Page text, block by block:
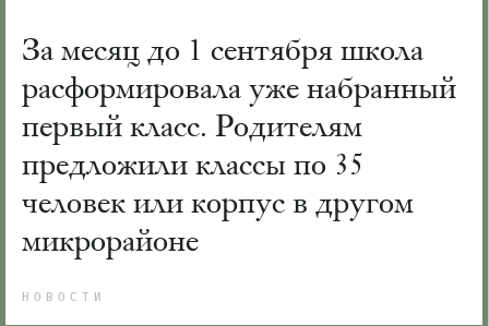
За месяц до 1 сентября школа
расформировала уже набранный
первый класс. Родителям
предложили классы по 35
человек или корпус в другом
микрорайоне
НОВОСТИ